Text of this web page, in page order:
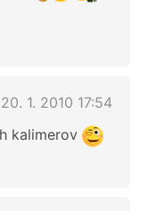
20. 1. 2010 17:54
kalimerov